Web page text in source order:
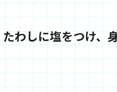
たわしに塩をつけ、